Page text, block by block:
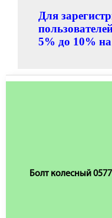
Для
5% до 10%
Болт колесный